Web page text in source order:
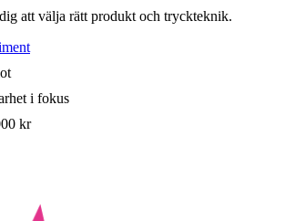
att välja rätt produkt och tryckteknik.
i fokus
kr